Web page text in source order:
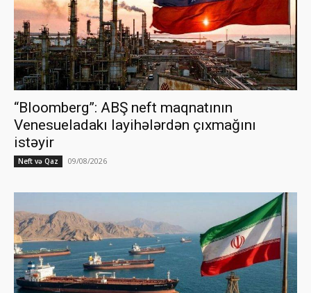
“Bloomberg”: ABŞ neft maqnatının
Venesueladakı layihələrdən çıxmağını
istəyir
Neft və Qaz 09/08/2026